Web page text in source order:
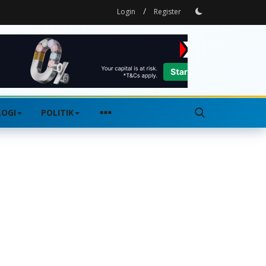
Login / Register
POLITIK